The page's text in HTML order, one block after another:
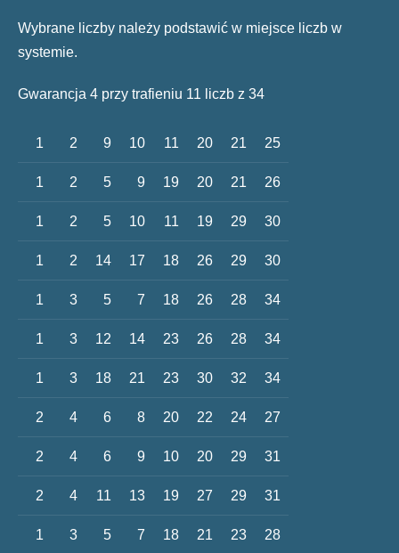
Wybrane liczby należy podstawić w miejsce liczb w
systemie.
Gwarancja 4 przy trafieniu 11 liczb z 34
1 2 9 10 11 20 21 25
1 2 5 9 19 20 21 26
1 2 5 10 11 19 29 30
1 2 14 17 18 26 29 30
1 3 5 7 18 26 28 34
1 3 12 14 23 26 28 34
1 3 18 21 23 30 32 34
2 4 6 8 20 22 24 27
2 4 6 9 10 20 29 31
2 4 11 13 19 27 29 31
1 3 5 7 18 21 23 28